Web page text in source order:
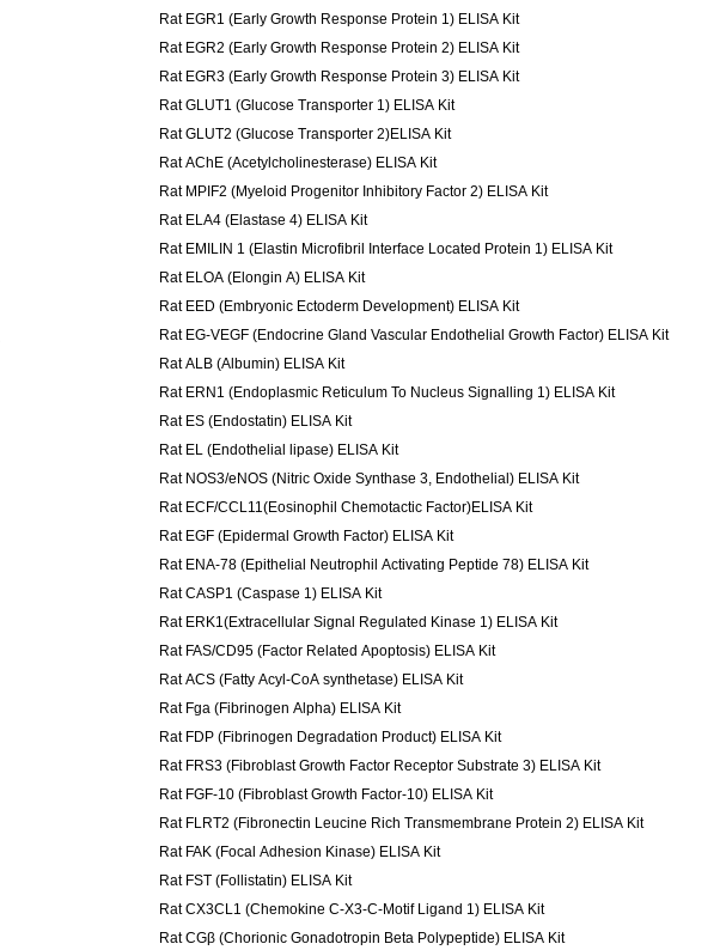
Rat EGR1 (Early Growth Response Protein 1) ELISA Kit
Rat EGR2 (Early Growth Response Protein 2) ELISA Kit
Rat EGR3 (Early Growth Response Protein 3) ELISA Kit
Rat GLUT1 (Glucose Transporter 1) ELISA Kit
Rat GLUT2 (Glucose Transporter 2)ELISA Kit
Rat AChE (Acetylcholinesterase) ELISA Kit
Rat MPIF2 (Myeloid Progenitor Inhibitory Factor 2) ELISA Kit
Rat ELA4 (Elastase 4) ELISA Kit
Rat EMILIN 1 (Elastin Microfibril Interface Located Protein 1) ELISA Kit
Rat ELOA (Elongin A) ELISA Kit
Rat EED (Embryonic Ectoderm Development) ELISA Kit
Rat EG-VEGF (Endocrine Gland Vascular Endothelial Growth Factor) ELISA Kit
Rat ALB (Albumin) ELISA Kit
Rat ERN1 (Endoplasmic Reticulum To Nucleus Signalling 1) ELISA Kit
Rat ES (Endostatin) ELISA Kit
Rat EL (Endothelial lipase) ELISA Kit
Rat NOS3/eNOS (Nitric Oxide Synthase 3, Endothelial) ELISA Kit
Rat ECF/CCL11(Eosinophil Chemotactic Factor)ELISA Kit
Rat EGF (Epidermal Growth Factor) ELISA Kit
Rat ENA-78 (Epithelial Neutrophil Activating Peptide 78) ELISA Kit
Rat CASP1 (Caspase 1) ELISA Kit
Rat ERK1(Extracellular Signal Regulated Kinase 1) ELISA Kit
Rat FAS/CD95 (Factor Related Apoptosis) ELISA Kit
Rat ACS (Fatty Acyl-CoA synthetase) ELISA Kit
Rat Fga (Fibrinogen Alpha) ELISA Kit
Rat FDP (Fibrinogen Degradation Product) ELISA Kit
Rat FRS3 (Fibroblast Growth Factor Receptor Substrate 3) ELISA Kit
Rat FGF-10 (Fibroblast Growth Factor-10) ELISA Kit
Rat FLRT2 (Fibronectin Leucine Rich Transmembrane Protein 2) ELISA Kit
Rat FAK (Focal Adhesion Kinase) ELISA Kit
Rat FST (Follistatin) ELISA Kit
Rat CX3CL1 (Chemokine C-X3-C-Motif Ligand 1) ELISA Kit
Rat CGβ (Chorionic Gonadotropin Beta Polypeptide) ELISA Kit